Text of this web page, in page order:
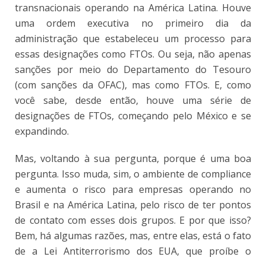
transnacionais operando na América Latina. Houve
uma ordem executiva no primeiro dia da
administração que estabeleceu um processo para
essas designações como FTOs. Ou seja, não apenas
sanções por meio do Departamento do Tesouro
(com sanções da OFAC), mas como FTOs. E, como
você sabe, desde então, houve uma série de
designações de FTOs, começando pelo México e se
expandindo.
Mas, voltando à sua pergunta, porque é uma boa
pergunta. Isso muda, sim, o ambiente de compliance
e aumenta o risco para empresas operando no
Brasil e na América Latina, pelo risco de ter pontos
de contato com esses dois grupos. E por que isso?
Bem, há algumas razões, mas, entre elas, está o fato
de a Lei Antiterrorismo dos EUA, que proíbe o